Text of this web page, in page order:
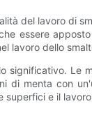
del lavoro di
essere
lavoro dello
Le
menta con
e il